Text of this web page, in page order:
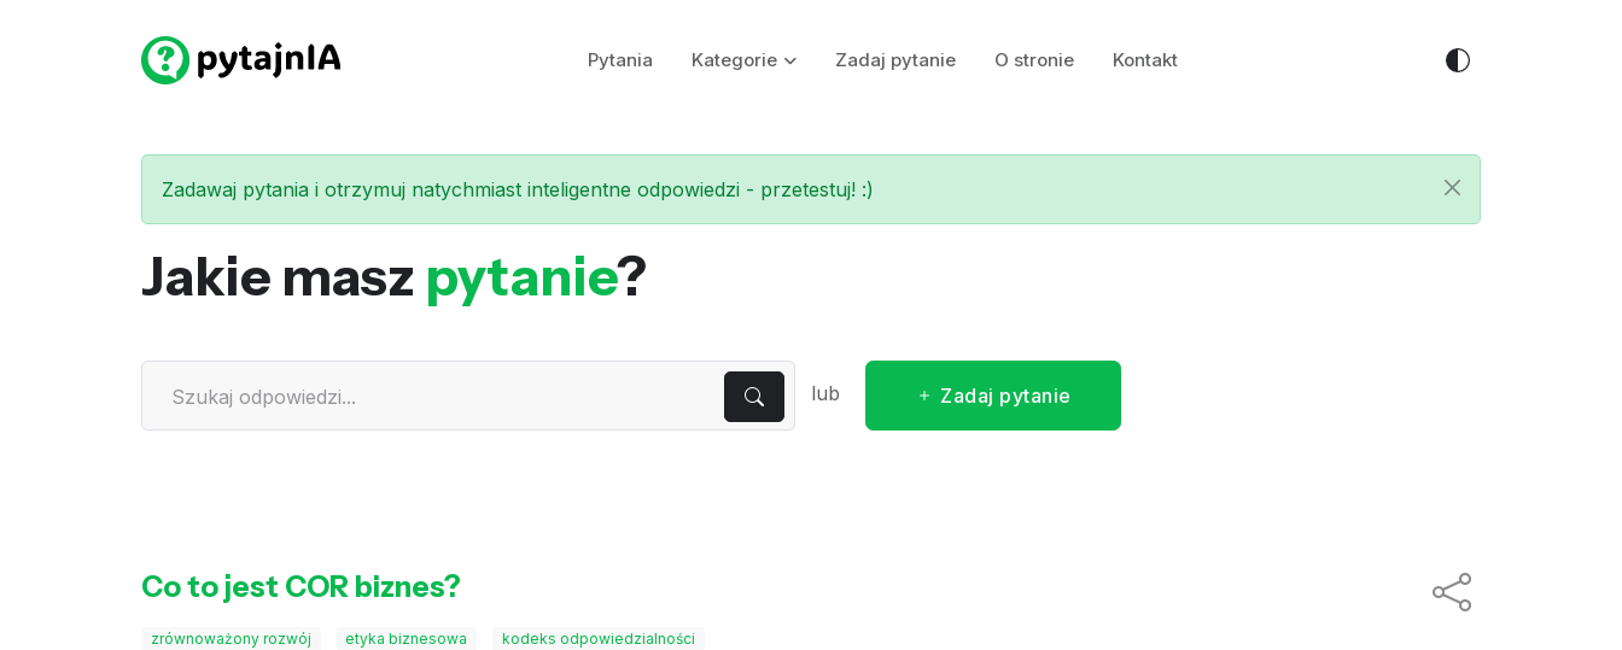
Pytania Kategorie Zadaj pytanie O stronie Kontakt
Zadawaj pytania i otrzymuj natychmiast inteligentne odpowiedzi - przetestuj! :)
Jakie masz pytanie?
lub Zadaj pytanie
Co to jest COR biznes?
zrównoważony rozwój etyka biznesowa kodeks odpowiedzialności